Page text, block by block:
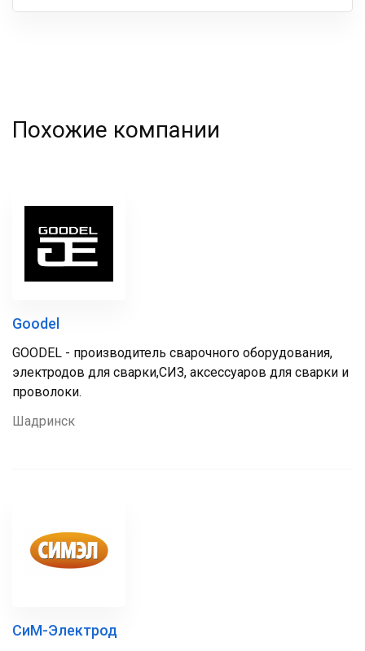
Ваша
Похожие компании
Goodel
GOODEL - производитель сварочного оборудования,
электродов для сварки,СИЗ, аксессуаров для сварки и
проволоки.
Шадринск
СиМ-Электрод